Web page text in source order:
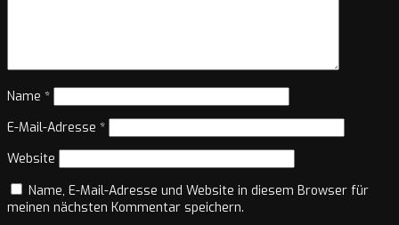
Name *
E-Mail-Adresse *
Website
Name, E-Mail-Adresse und Website in diesem Browser für
meinen nächsten Kommentar speichern.